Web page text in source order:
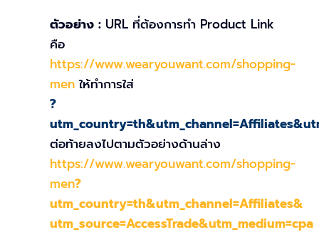
ตัวอย่าง : URL ที่ต้องการทำ Product Link
คือ
https://www.wearyouwant.com/shopping-
menให้ทำการใส่
?
ต่อท้ายลงไปตามตัวอย่างด้านล่าง
https://www.wearyouwant.com/shopping-
men?
utm_country=th&utm_channel=Affiliates&
utm_source=AccessTrade&utm_medium=cpa